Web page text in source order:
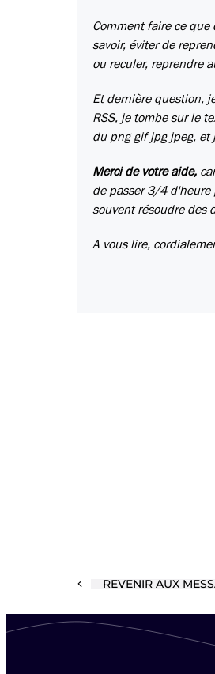
Comment faire ce
savoir, éviter de
ou reculer, reprendre
Et dernière question,
RSS, je tombe sur le
du png gif jpg jpeg, et
Merci de votre aide,
de passer 3/4 d'heure
souvent résoudre des
A vous lire,
REVENIR AUX